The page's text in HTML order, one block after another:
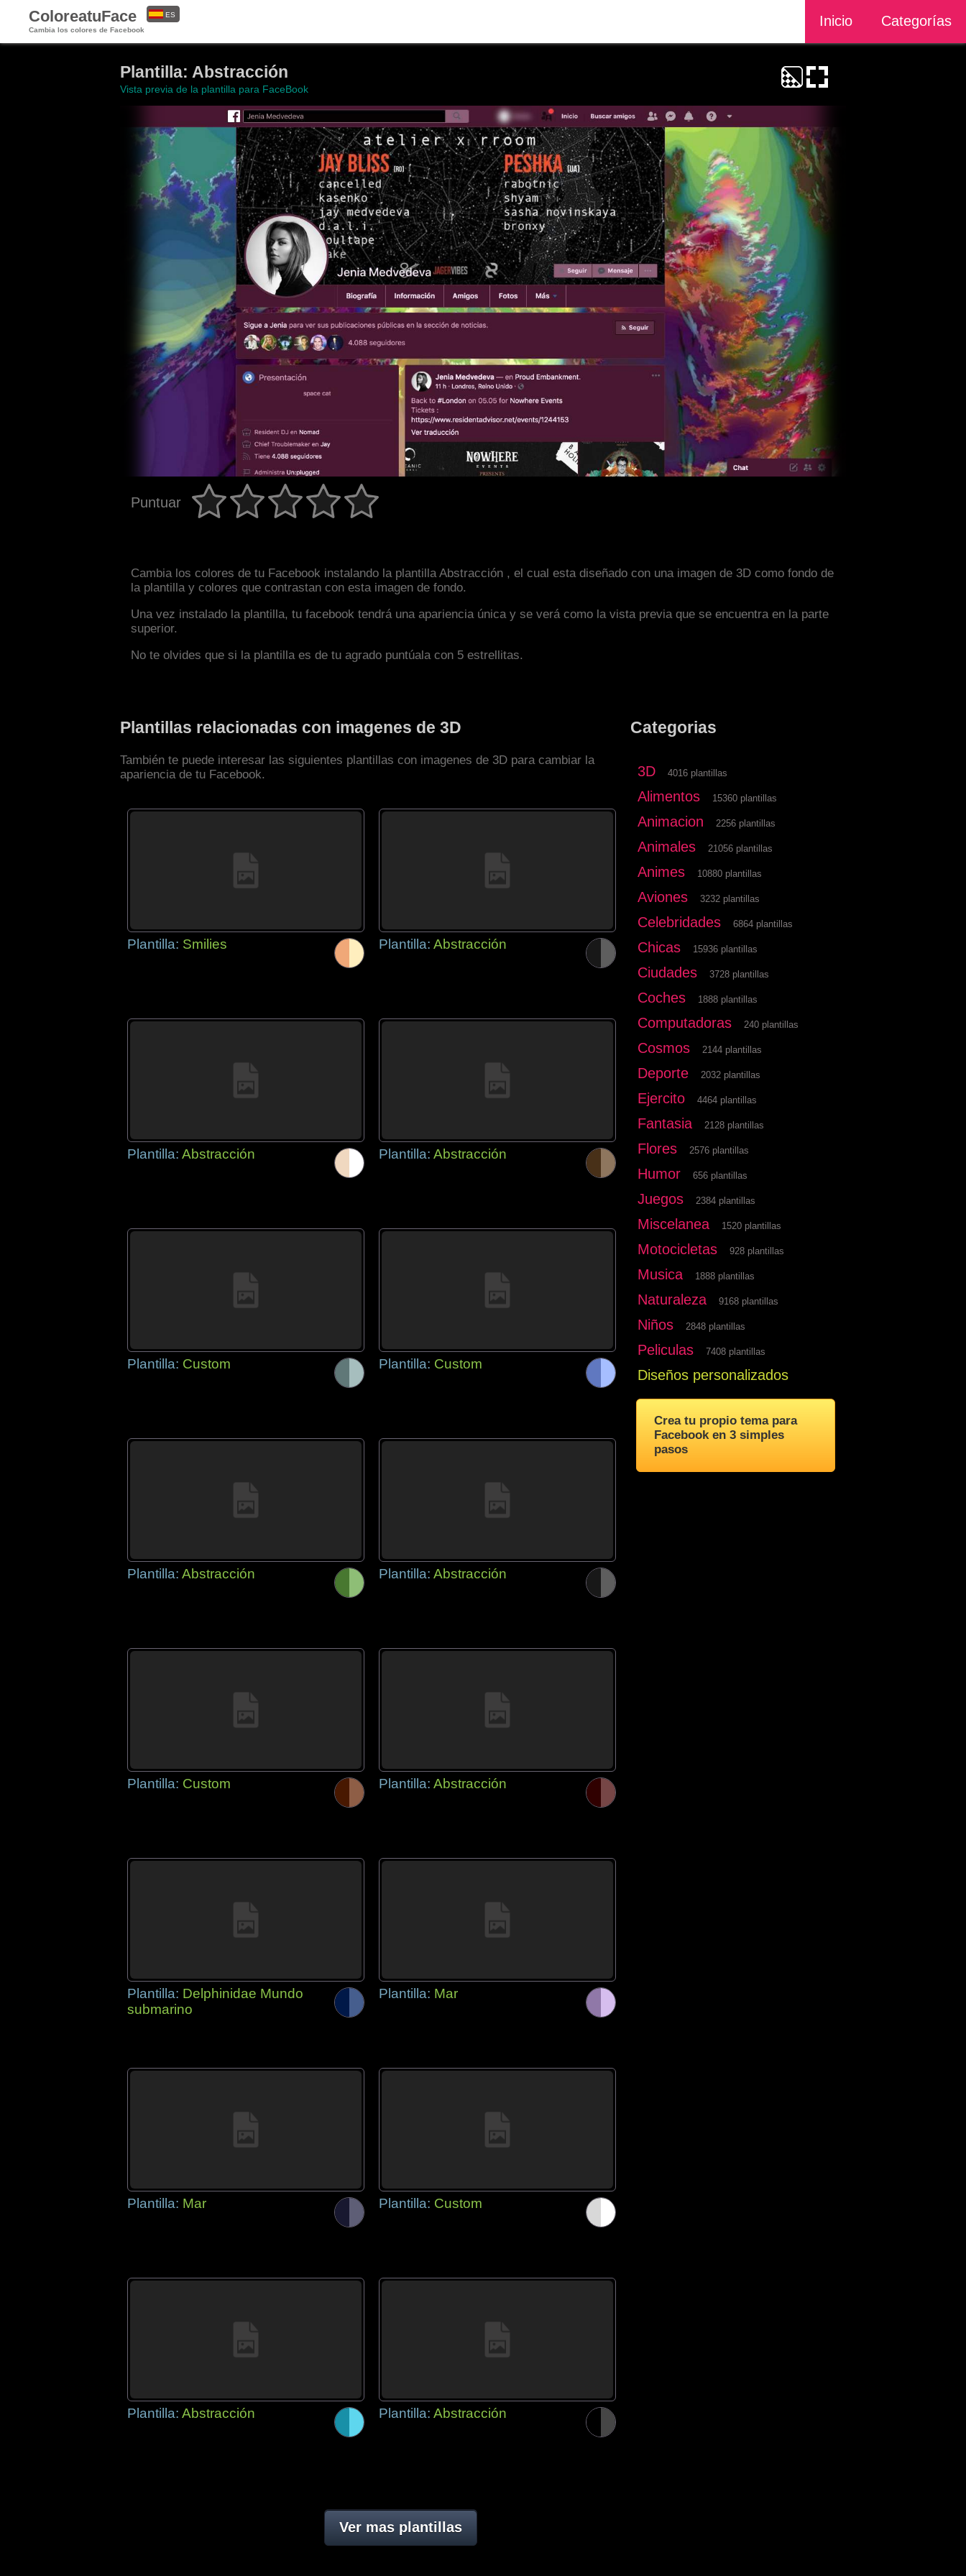
ColoreatuFace
Cambia los colores de Facebook
Inicio Categorías
ES
Plantilla: Abstracción
Vista previa de la plantilla para FaceBook
Puntuar
Cambia los colores de tu Facebook instalando la plantilla Abstracción , el cual esta diseñado con una imagen de 3D como fondo de
la plantilla y colores que contrastan con esta imagen de fondo.
Una vez instalado la plantilla, tu facebook tendrá una apariencia única y se verá como la vista previa que se encuentra en la parte
superior.
No te olvides que si la plantilla es de tu agrado puntúala con 5 estrellitas.
Plantillas relacionadas con imagenes de 3D
También te puede interesar las siguientes plantillas con imagenes de 3D para cambiar la
apariencia de tu Facebook.
Plantilla: Smilies Plantilla: Abstracción
Plantilla: Abstracción Plantilla: Abstracción
Plantilla: Custom Plantilla: Custom
Plantilla: Abstracción Plantilla: Abstracción
Plantilla: Custom Plantilla: Abstracción
Plantilla: Delphinidae Mundo
submarino
Plantilla: Mar
Plantilla: Mar Plantilla: Custom
Plantilla: Abstracción Plantilla: Abstracción
Ver mas plantillas
Categorias
3D 4016 plantillas
Alimentos 15360 plantillas
Animacion 2256 plantillas
Animales 21056 plantillas
Animes 10880 plantillas
Aviones 3232 plantillas
Celebridades 6864 plantillas
Chicas 15936 plantillas
Ciudades 3728 plantillas
Coches 1888 plantillas
Computadoras 240 plantillas
Cosmos 2144 plantillas
Deporte 2032 plantillas
Ejercito 4464 plantillas
Fantasia 2128 plantillas
Flores 2576 plantillas
Humor 656 plantillas
Juegos 2384 plantillas
Miscelanea 1520 plantillas
Motocicletas 928 plantillas
Musica 1888 plantillas
Naturaleza 9168 plantillas
Niños 2848 plantillas
Peliculas 7408 plantillas
Diseños personalizados
Crea tu propio tema para
Facebook en 3 simples
pasos